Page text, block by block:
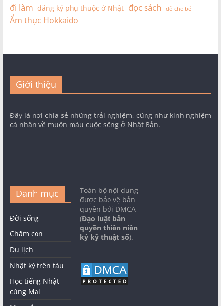
đi làm đăng ký phụ thuộc ở Nhật đọc sách đồ cho bé
Ẩm thực Hokkaido
Giới thiệu
Đây là nơi chia sẻ những trải nghiệm, cũng như kinh nghiệm
cá nhân về muôn màu cuộc sống ở Nhật Bản.
Danh mục
Đời sống
Chăm con
Du lịch
Nhật ký trên tàu
Học tiếng Nhật
cùng Mai
Toàn bộ nội dung
được bảo vệ bản
quyền bởi DMCA
(Đạo luật bản
quyền thiên niên
kỷ kỹ thuật số).